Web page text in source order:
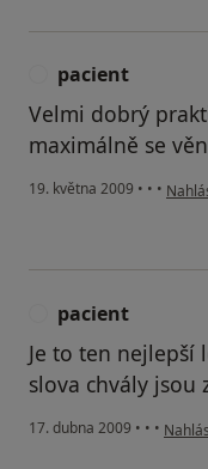
pacient
Velmi dobrý
maximálně se
19. května 2009 • • • podle
pacient
Je to ten nejlepší
slova chvály jsou
17. dubna 2009 • • • podle